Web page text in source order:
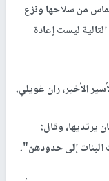
من سلاحها ونزع
ليست إعادة
الأخير، ران غويلي.
يرتديها، وقال:
البنات إلى حدودهن".